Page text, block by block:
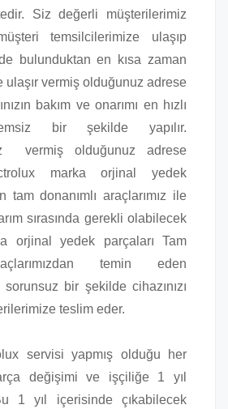
Siz değerli müşterilerimiz
temsilcilerimize ulaşıp
bulunduktan en kısa zaman
ulaşır vermiş olduğunuz adrese
bakım ve onarımı en hızlı
bir şekilde yapılır.
vermiş olduğunuz adrese
marka orjinal yedek
tam donanımlı araçlarımız ile
sırasında gerekli olabilecek
orjinal yedek parçaları Tam
temin eden
bir şekilde cihazınızı
teslim eder.
servisi yapmış olduğu her
değişimi ve işçiliğe 1 yıl
1 yıl içerisinde çıkabilecek